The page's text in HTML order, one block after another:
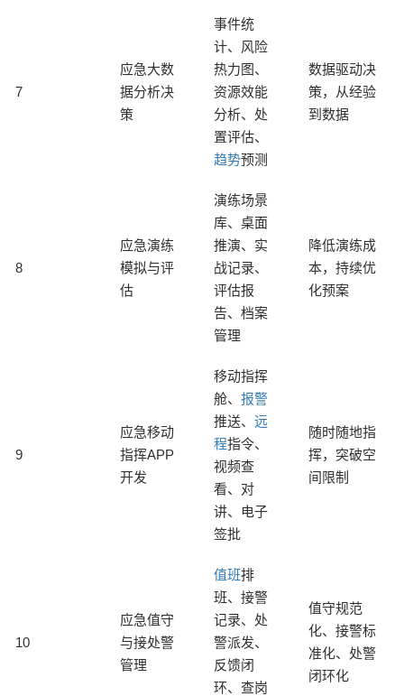
7
应急大数
据分析决
策
事件统
计、风险
热力图、
资源效能
分析、处
置评估、
趋势预测
数据驱动决
策，从经验
到数据
8
应急演练
模拟与评
估
演练场景
库、桌面
推演、实
战记录、
评估报
告、档案
管理
降低演练成
本，持续优
化预案
9
应急移动
指挥APP
开发
移动指挥
舱、 报警
推送、 远
程指令、
视频查
看、对
讲、电子
签批
随时随地指
挥，突破空
间限制
10
应急值守
与接处警
管理
值班排
班、接警
记录、处
警派发、
反馈闭
环、查岗
值守规范
化、接警标
准化、处警
闭环化